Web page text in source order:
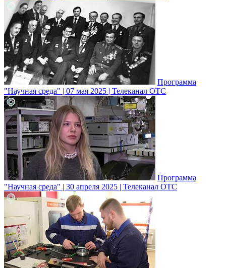
Программа
"Научная среда" | 07 мая 2025 | Телеканал ОТС
Программа
"Научная среда" | 30 апреля 2025 | Телеканал ОТС